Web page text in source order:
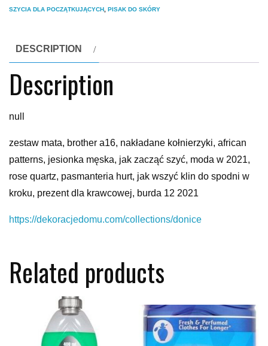
SZYCIA DLA POCZĄTKUJĄCYCH PISAK DO SKÓRY
DESCRIPTION
Description
null
zestaw mata, brother a16, nakładane kołnierzyki, african
patterns, jesionka męska, jak zacząć szyć, moda w 2021,
rose quartz, pasmanteria hurt, jak wszyć klin do spodni w
kroku, prezent dla krawcowej, burda 12 2021
https://dekoracjedomu.com/collections/donice
Related products